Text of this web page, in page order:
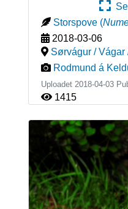
Se
Storspove (
2018-03-06
Sørvágur /
Rodmund á
Uploadet 2018-04-03
1415